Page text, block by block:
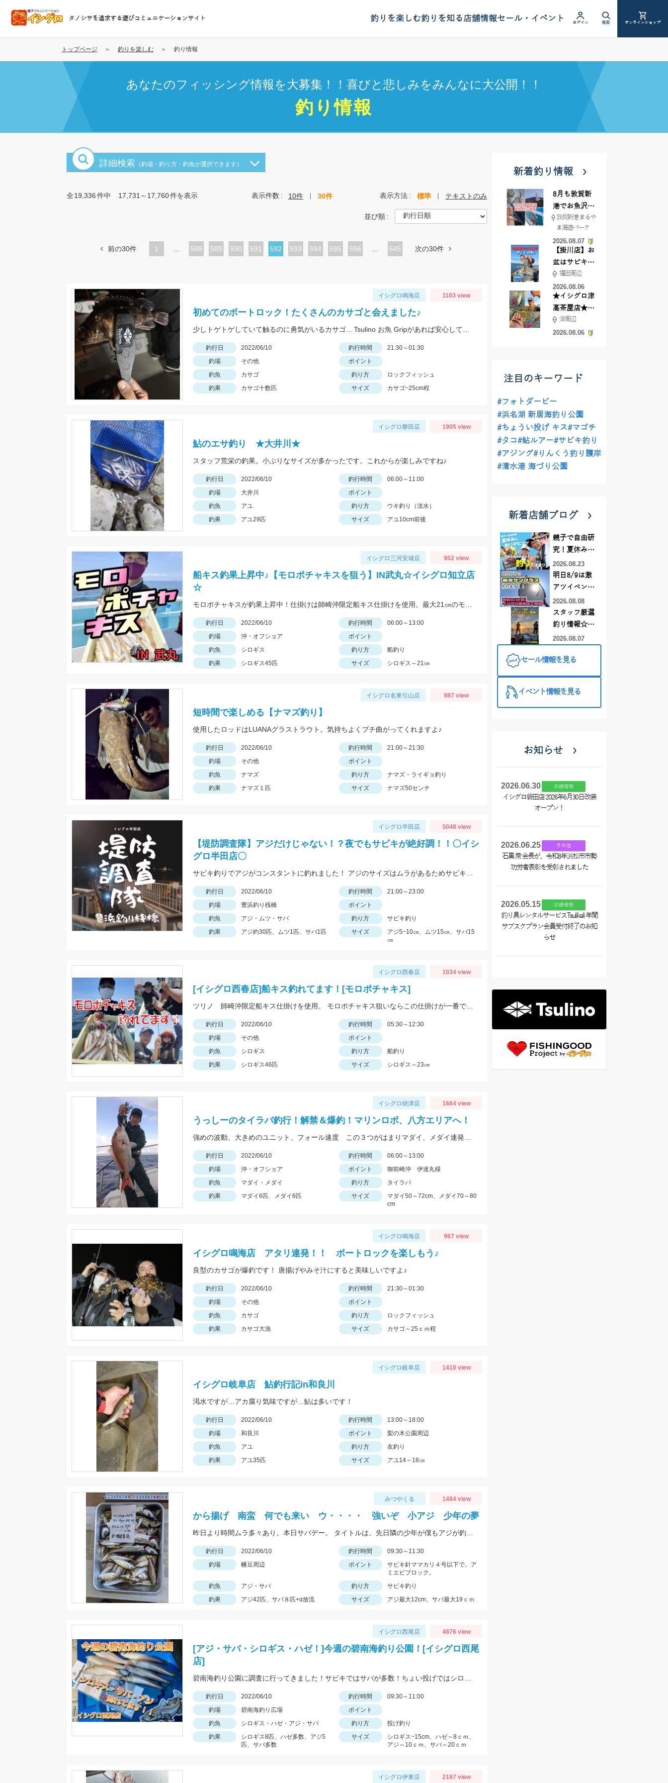
コ
テ
タノシサを追求する遊びコミュニケーションサイト 釣りを楽しむ釣りを知る店舗情報セール・イベント ログイン 検索 オンラインショップ
トップページ 釣りを楽しむ 釣り情報
あなたのフィッシング情報を大募集！！喜びと悲しみをみんなに大公開！！
釣り情報
詳細検索 （釣場・釣り方・釣魚が選択できます）
全19,336件中 17,731～17,760件を表示 表示件数 10件 30件 表示方法 標準 テキストのみ
並び順
前の30件 1
ペ
588
ペ
589
ペ
590
ペ
591
カ
ペ
592
ペ
593
ペ
594
ペ
595
ペ
596 645 次の30件
イシグロ鳴海店 1103 view
初めてのボートロック！たくさんのカサゴと会えました♪
釣行日 2022/06/10 釣行時間
21:30～01:30
釣場
その他
ポイント
釣魚
カサゴ 釣り方
ロックフィッシュ
釣果
カサゴ十数匹 サイズ カサゴ~25cm程
イシグロ磐田店 1905 view
鮎のエサ釣り ★大井川★
スタッフ荒栄の釣果。小ぶりなサイズが多かったです。これからが楽しみですね♪
釣行日 2022/06/10 釣行時間
06:00～11:00
釣場
大井川
ポイント
釣魚
アユ 釣り方
ウキ釣り（淡水）
釣果
アユ29匹 サイズ アユ10cm前後
イシグロ三河安城店 952 view
船キス釣果上昇中♪【モロポチャキスを狙う】IN武丸☆イシグロ知立店
☆
釣行日 2022/06/10 釣行時間
06:00～13:00
釣場
沖・オフショア
ポイント
釣魚
シロギス 釣り方
船釣り
釣果
シロギス45匹 サイズ シロギス～21㎝
イシグロ名東引山店 987 view
短時間で楽しめる【ナマズ釣り】
使用したロッドはLUANAグラストラウト。気持ちよくブチ曲がってくれますよ♪
釣行日 2022/06/10 釣行時間
21:00～21:30
釣場
その他
ポイント
釣魚
ナマズ 釣り方
ナマズ・ライギョ釣り
釣果
ナマズ１匹 サイズ ナマズ50センチ
イシグロ半田店 5048 view
【堤防調査隊】アジだけじゃない！？夜でもサビキが絶好調！！〇イシ
グロ半田店〇
釣行日 2022/06/10 釣行時間
21:00～23:00
釣場
豊浜釣り桟橋
ポイント
釣魚
アジ・ムツ・サバ 釣り方
サビキ釣り
釣果
アジ約30匹、ムツ1匹、サバ1匹 サイズ
アジ5~10㎝、ムツ15㎝、サバ15
㎝
イシグロ西春店 1034 view
[イシグロ西春店]船キス釣れてます！[モロポチャキス]
釣行日 2022/06/10 釣行時間
05:30～12:30
釣場
その他
ポイント
釣魚
シロギス 釣り方
船釣り
釣果
シロギス46匹 サイズ シロギス～23㎝
イシグロ焼津店 1664 view
うっしーのタイラバ釣行！解禁＆爆釣！マリンロボ、八方エリアへ！
釣行日 2022/06/10 釣行時間
06:00～13:00
釣場
沖・オフショア ポイント
御前崎沖 伊達丸様
釣魚
マダイ・メダイ 釣り方
タイラバ
釣果
マダイ6匹、メダイ6匹 サイズ
マダイ50～72cm、メダイ70～80
cm
イシグロ鳴海店 967 view
イシグロ鳴海店 アタリ連発！！ ボートロックを楽しもう♪
良型のカサゴが爆釣です！ 唐揚げやみそ汁にすると美味しいですよ♪
釣行日 2022/06/10 釣行時間
21:30～01:30
釣場
その他
ポイント
釣魚
カサゴ 釣り方
ロックフィッシュ
釣果
カサゴ大漁 サイズ カサゴ～25ｃｍ程
イシグロ岐阜店 1410 view
イシグロ岐阜店 鮎釣行記in和良川
渇水ですが…アカ腐り気味ですが…鮎は多いです！
釣行日 2022/06/10 釣行時間
13:00～18:00
釣場
和良川 ポイント
梨の木公園周辺
釣魚
アユ 釣り方
友釣り
釣果
アユ35匹 サイズ アユ14～18㎝
みつやくる 1484 view
から揚げ 南蛮 何でも来い ウ・・・・ 強いぞ 小アジ 少年の夢
釣行日 2022/06/10 釣行時間
09:30～11:30
釣場
幡豆周辺 ポイント
サビキ針ママカリ４号以下で。ア
ミエビブロック。
釣魚
アジ・サバ 釣り方
サビキ釣り
釣果
アジ42匹、サバ８匹+α放流 サイズ アジ最大12cm、サバ最大19ｃｍ
イシグロ西尾店 4876 view
[アジ・サバ・シロギス・ハゼ！]今週の碧南海釣り公園！[イシグロ西尾
店]
釣行日 2022/06/10 釣行時間
09:30～11:00
釣場
碧南海釣り広場
ポイント
釣魚
シロギス・ハゼ・アジ・サバ 釣り方
投げ釣り
釣果
シロギス8匹、ハゼ多数、アジ5
匹、サバ多数
サイズ
シロギス~15cm、ハゼ～8ｃｍ、
アジ～10ｃｍ、サバ～20ｃｍ
イシグロ伊東店 2187 view
新着釣り情報
8月も敦賀新
港でお魚沢山
♪ イシグロ彦
根店
敦賀新港 まるや
ま海遊パーク
2026.08.07
【掛川店】お
盆はサビキ釣
りいきません
か?
福田周辺
2026.08.06
★イシグロ津
高茶屋店★津
近郊ハゼ釣れ
てます！
津周辺
2026.08.06
注目のキーワード
#フォトダービー
#浜名湖 新居海釣り公園
#ちょうい投げ キス#マゴチ
#タコ#鮎ルアー#サビキ釣り
#アジング#りんくう釣り護岸
#清水港 海づり公園
新着店舗ブログ
親子で自由研
究！夏休みに
釣りデビュー
2026.08.23
明日8/9は激
アツイベント
日！！！～オ
ーダー偏光グ
ラス受注会～
2026.08.08
スタッフ厳選
釣り情報☆彡
連休は何釣り
♪【イシグロ
2026.08.07
セール情報を見る
イベント情報を見る
お知らせ
2026.06.30 店舗情報
イシグロ磐田店 2026年6月30日改装
オープン！
2026.06.25 その他
石黒 衆 会長が、令和8年浜松市市勢
功労者表彰を受彰されました
2026.05.15 店舗情報
釣り具レンタルサービスTsulikali 年間
サブスクプラン会員受付終了のお知
らせ